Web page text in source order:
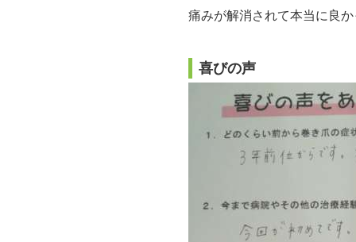
痛みが解消されて本当に良
喜びの声